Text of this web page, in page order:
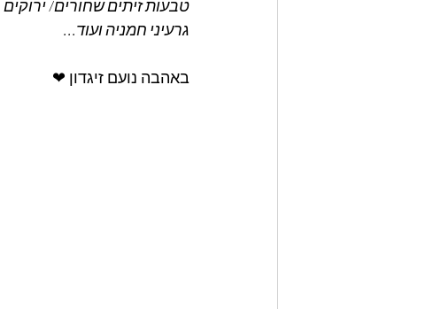
טבעות זיתים שחורים/ ירוקים
גרעיני חמניה ועוד...
באהבה נועם זיגדון ❤